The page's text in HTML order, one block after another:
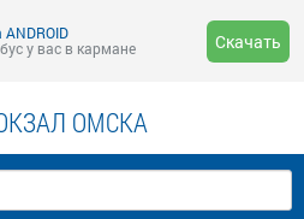
у вас в кармане
Скачать
ОМСКА